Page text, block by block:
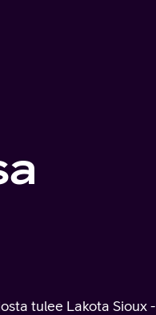
tulee Lakota Sioux -